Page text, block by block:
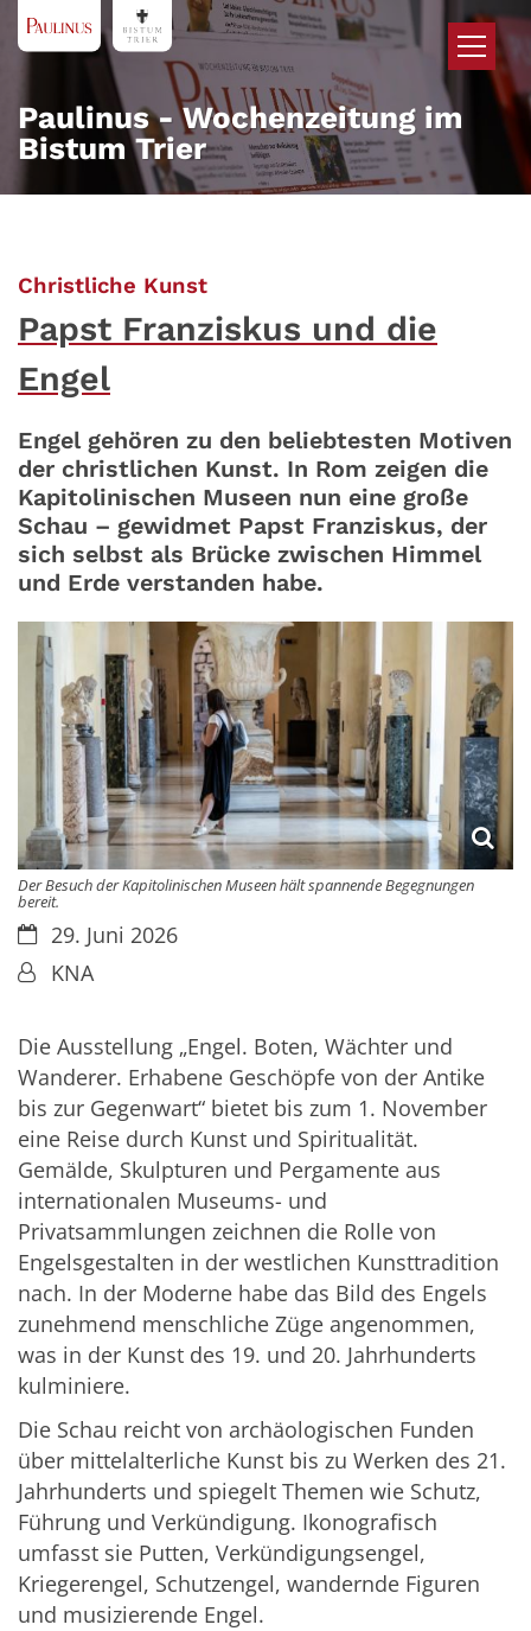
Zum Inhalt springen
Paulinus - Wochenzeitung im
Bistum Trier
Christliche Kunst:
Papst Franziskus und die
Engel
Engel gehören zu den beliebtesten Motiven
der christlichen Kunst. In Rom zeigen die
Kapitolinischen Museen nun eine große
Schau – gewidmet Papst Franziskus, der
sich selbst als Brücke zwischen Himmel
und Erde verstanden habe.
Der Besuch der Kapitolinischen Museen hält spannende Begegnungen
bereit.
Datum:29. Juni 2026
Von:KNA
Die Ausstellung „Engel. Boten, Wächter und
Wanderer. Erhabene Geschöpfe von der Antike
bis zur Gegenwart“ bietet bis zum 1. November
eine Reise durch Kunst und Spiritualität.
Gemälde, Skulpturen und Pergamente aus
internationalen Museums- und
Privatsammlungen zeichnen die Rolle von
Engelsgestalten in der westlichen Kunsttradition
nach. In der Moderne habe das Bild des Engels
zunehmend menschliche Züge angenommen,
was in der Kunst des 19. und 20. Jahrhunderts
kulminiere.
Die Schau reicht von archäologischen Funden
über mittelalterliche Kunst bis zu Werken des 21.
Jahrhunderts und spiegelt Themen wie Schutz,
Führung und Verkündigung. Ikonografisch
umfasst sie Putten, Verkündigungsengel,
Kriegerengel, Schutzengel, wandernde Figuren
und musizierende Engel.